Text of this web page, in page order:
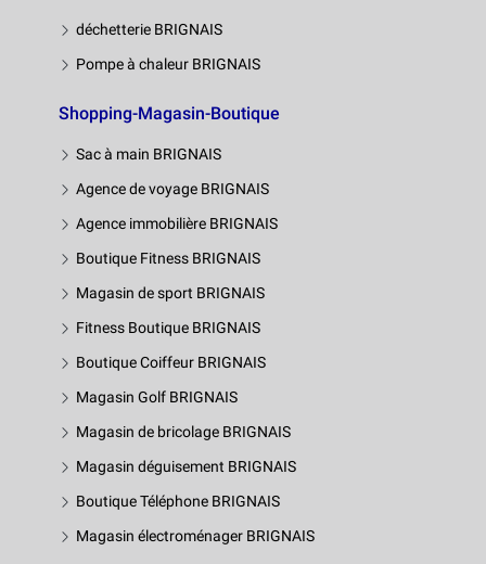
déchetterie BRIGNAIS
Pompe à chaleur BRIGNAIS
Shopping-Magasin-Boutique
Sac à main BRIGNAIS
Agence de voyage BRIGNAIS
Agence immobilière BRIGNAIS
Boutique Fitness BRIGNAIS
Magasin de sport BRIGNAIS
Fitness Boutique BRIGNAIS
Boutique Coiffeur BRIGNAIS
Magasin Golf BRIGNAIS
Magasin de bricolage BRIGNAIS
Magasin déguisement BRIGNAIS
Boutique Téléphone BRIGNAIS
Magasin électroménager BRIGNAIS